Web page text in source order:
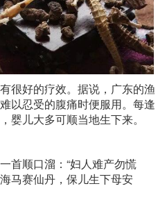
很好的疗效。据说，广东的渔
以忍受的腹痛时便服用。每逢
婴儿大多可顺当地生下来。
首顺口溜：“妇人难产勿慌
马赛仙丹，保儿生下母安